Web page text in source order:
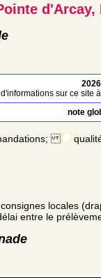
d'Arcay,
2026
d'informations sur ce site
note
consignes locales
entre le